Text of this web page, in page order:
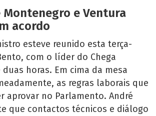
Montenegro e Ventura
acordo
esteve reunido esta terça-
com o líder do Chega
horas. Em cima da mesa
as regras laborais que
aprovar no Parlamento. André
que contactos técnicos e diálogo